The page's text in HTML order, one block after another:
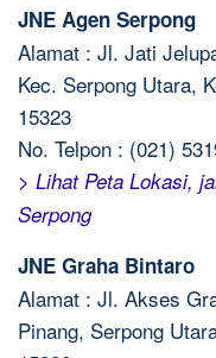
JNE Agen Serpong
Alamat : Jl. Jati
Kec. Serpong Utara,
15323
No. Telpon : (021)
> Lihat Peta Lokasi,
Serpong
JNE Graha Bintaro
Alamat : Jl. Akses
Pinang, Serpong